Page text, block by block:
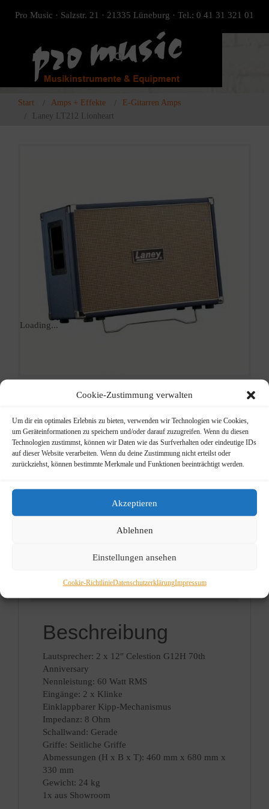
Cookie-Zustimmung verwalten
Um dir ein optimales Erlebnis zu bieten, verwenden wir Technologien wie Cookies,
um Geräteinformationen zu speichern und/oder darauf zuzugreifen. Wenn du diesen
Technologien zustimmst, können wir Daten wie das Surfverhalten oder eindeutige IDs
auf dieser Website verarbeiten. Wenn du deine Zustimmung nicht erteilst oder
zurückziehst, können bestimmte Merkmale und Funktionen beeinträchtigt werden.
Akzeptieren
Ablehnen
Einstellungen ansehen
Cookie-RichtlinieDatenschutzerklärungImpressum
Pro Music · Salzstr. 21 · 21335 Lüneburg · Tel.: 0 41 31 321 01
Start Amps + Effekte
E-Gitarren Amps
Laney LT212 Lionheart
Loading...
Laney
LT212
Ursprünglicher
Preis
629,00€Aktueller
Preis
ist:
Beschreibung
Beschreibung
Lautsprecher: 2 x 12″ Celestion G12H 70th
Anniversary
Nennleistung: 60 Watt RMS
Eingänge: 2 x Klinke
Einklappbarer Kipp-Mechanismus
Impedanz: 8 Ohm
Schallwand: Gerade
Griffe: Seitliche Griffe
Abmessungen (H x B x T): 460 mm x 680 mm x
330 mm
Gewicht: 24 kg
1x aus Showroom